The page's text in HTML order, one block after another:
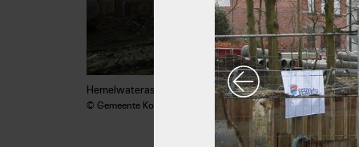
Hemelwateras Edegemsesteenweg in beeld, Kontich
© Gemeente Kontich, Kontich